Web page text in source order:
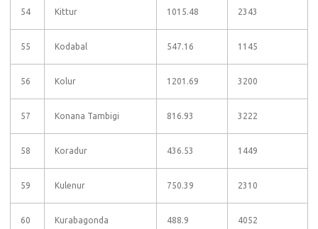
54 Kittur 1015.48 2343
55 Kodabal 547.16 1145
56 Kolur 1201.69 3200
57 Konana Tambigi 816.93 3222
58 Koradur 436.53 1449
59 Kulenur 750.39 2310
60 Kurabagonda 488.9 4052